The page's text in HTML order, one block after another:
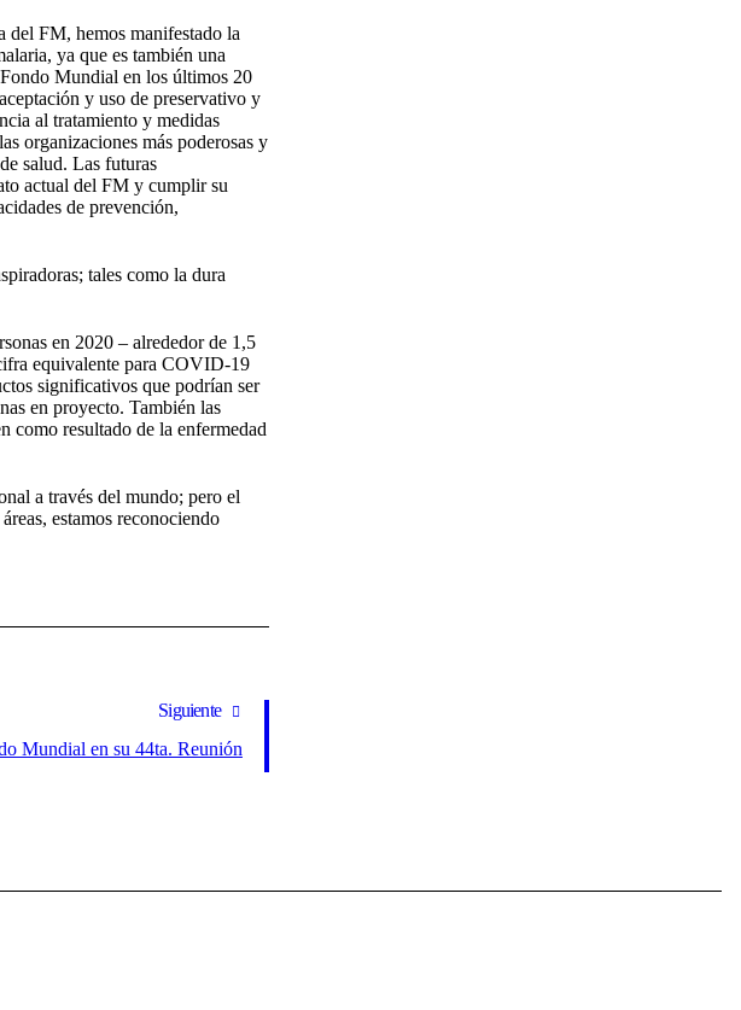
FM, hemos manifestado la
ya que es también una
Mundial en los últimos 20
y uso de preservativo y
al tratamiento y medidas
organizaciones más poderosas y
salud. Las futuras
actual del FM y cumplir su
de prevención,
tales como la dura
en 2020 – alrededor de 1,5
equivalente para COVID-19
significativos que podrían ser
en proyecto. También las
como resultado de la enfermedad
a través del mundo; pero el
estamos reconociendo
Siguiente
Mundial en su 44ta. Reunión